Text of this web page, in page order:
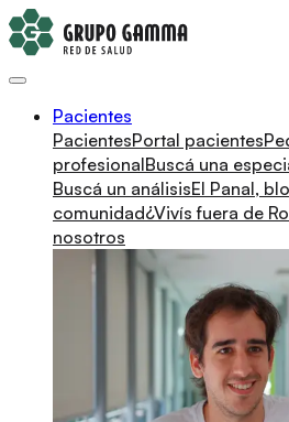
Pacientes
PacientesPortal pacientes
profesionalBuscá una
Buscá un análisisEl Panal,
comunidad¿Vivís fuera de
nosotros